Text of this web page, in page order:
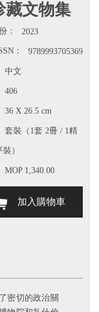
藏文物集
： 2023
： 9789993705369
中文
406
36 X 26.5 cm
套裝（1套 2冊 / 1精
）
MOP 1,340.00
加入購物車
密切的政治關